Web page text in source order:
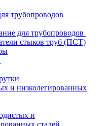
трубопроводов
для трубопроводов
стыков труб (ПСТ)
и низколегированных
и
сталей